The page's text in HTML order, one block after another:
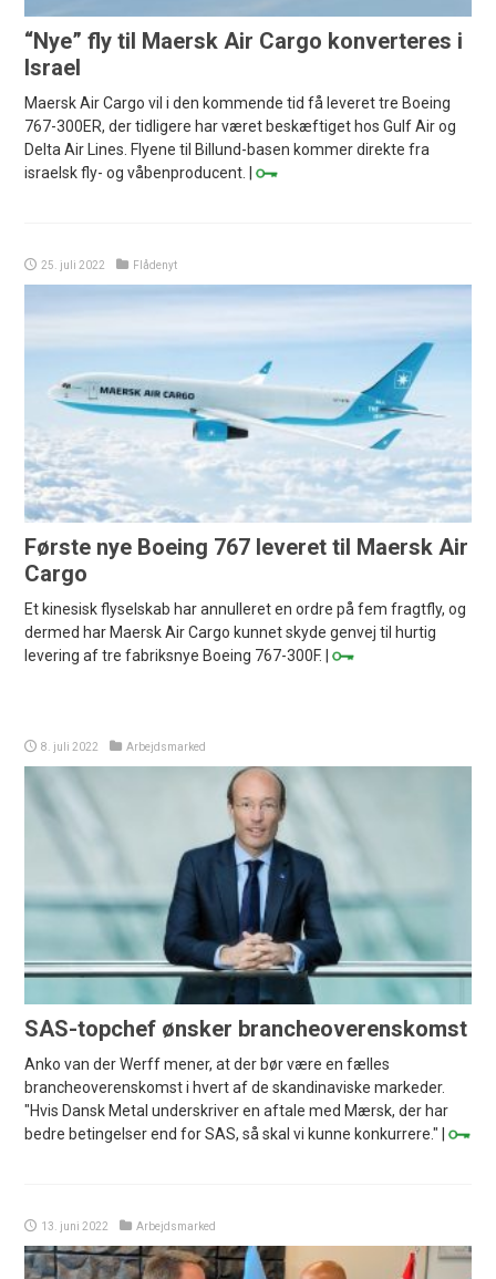
“Nye” fly til Maersk Air Cargo konverteres i
Israel
Maersk Air Cargo vil i den kommende tid få leveret tre Boeing
767-300ER, der tidligere har været beskæftiget hos Gulf Air og
Delta Air Lines. Flyene til Billund-basen kommer direkte fra
israelsk fly- og våbenproducent. |
25. juli 2022 Flådenyt
Første nye Boeing 767 leveret til Maersk Air
Cargo
Et kinesisk flyselskab har annulleret en ordre på fem fragtfly, og
dermed har Maersk Air Cargo kunnet skyde genvej til hurtig
levering af tre fabriksnye Boeing 767-300F. |
8. juli 2022 Arbejdsmarked
SAS-topchef ønsker brancheoverenskomst
Anko van der Werff mener, at der bør være en fælles
brancheoverenskomst i hvert af de skandinaviske markeder.
"Hvis Dansk Metal underskriver en aftale med Mærsk, der har
bedre betingelser end for SAS, så skal vi kunne konkurrere." |
13. juni 2022 Arbejdsmarked